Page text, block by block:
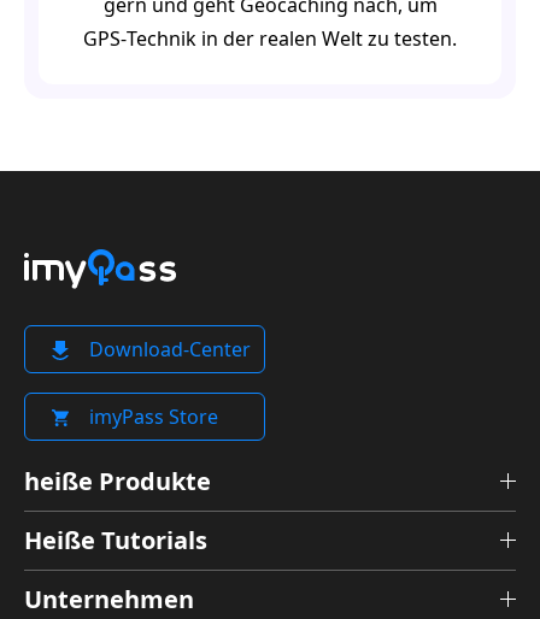
GPS‑Technik in der realen Welt zu testen.
Download-Center
imyPass Store
heiße Produkte
Heiße Tutorials
Unternehmen